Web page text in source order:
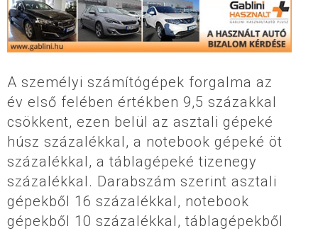
A személyi számítógépek forgalma az
év első felében értékben 9,5 százakkal
csökkent, ezen belül az asztali gépeké
húsz százalékkal, a notebook gépeké öt
százalékkal, a táblagépeké tizenegy
százalékkal. Darabszám szerint asztali
gépekből 16 százalékkal, notebook
gépekből 10 százalékkal, táblagépekből